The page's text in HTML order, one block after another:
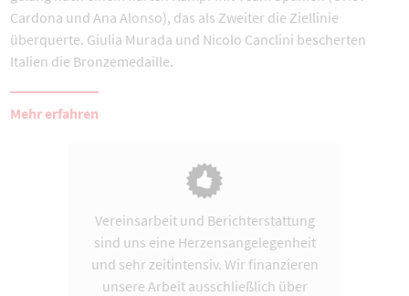
Cardona und Ana Alonso), das als Zweiter die Ziellinie
überquerte. Giulia Murada und Nicolo Canclini bescherten
Italien die Bronzemedaille.
Mehr erfahren
Vereinsarbeit und Berichterstattung
sind uns eine Herzensangelegenheit
und sehr zeitintensiv. Wir finanzieren
unsere Arbeit ausschließlich über